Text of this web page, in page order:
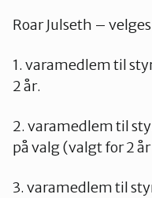
Roar Julseth –
1. varamedlem til
2 år.
2. varamedlem til
på valg (valgt for 2
3. varamedlem til